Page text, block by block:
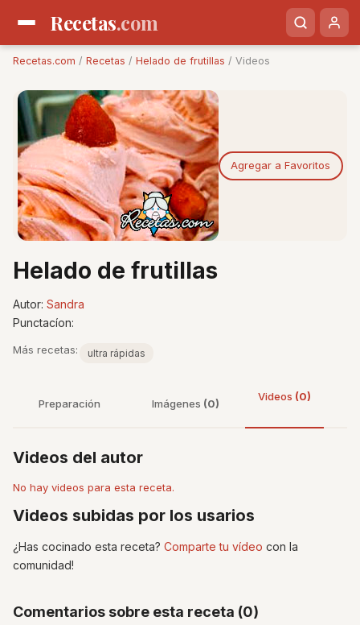
Recetas.com
Recetas.com / Recetas / Helado de frutillas / Videos
Agregar a Favoritos
Helado de frutillas
Autor: Sandra
Punctacíon:
Más recetas: ultra rápidas
Preparación Imágenes (0)
Videos (0)
Videos del autor
No hay videos para esta receta.
Videos subidas por los usarios
¿Has cocinado esta receta? Comparte tu vídeo con la
comunidad!
Comentarios sobre esta receta (0)